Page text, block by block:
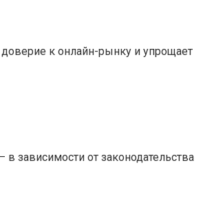
к онлайн-рынку и упрощает
зависимости от законодательства